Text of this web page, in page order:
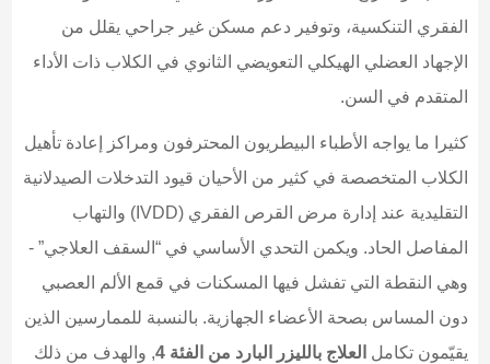
الفقري التنكسية، وتوفير دعم مسكن غير جراحي يقلل من
الإجهاد العضلي الهيكلي التعويضي الثانوي في الكلاب ذات الأداء
المتقدم في السن.
كثيرا ما يواجه الأطباء البيطريون المحترفون ومراكز إعادة تأهيل
الكلاب المتخصصة في كثير من الأحيان قيود التدخلات الصيدلانية
التقليدية عند إدارة مرض القرص الفقري (IVDD) والتهاب
المفاصل الحاد. ويكمن التحدي الأساسي في “السقف العلاجي” -
وهي النقطة التي تفشل فيها المسكنات في قمع الألم العصبي
دون المساس بصحة الأعضاء الجهازية. بالنسبة للممارسين الذين
يقيّمون تكامل العلاج بالليزر البارد من الفئة 4
, والهدف من ذلك